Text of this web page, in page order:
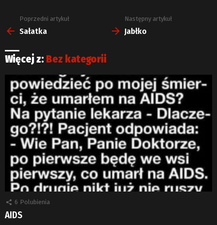
Zobacz
więcej
Poprzedni artykuł
Sałatka
Następny artykuł
Jabłko
Więcej z: Bez kategorii
6 Polubienia
AIDS